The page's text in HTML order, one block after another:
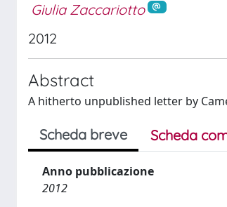
Giulia Zaccariotto
2012
Abstract
A hitherto unpublished letter by
Scheda breve Scheda
Anno pubblicazione
2012